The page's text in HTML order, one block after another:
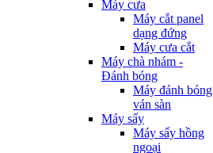
Máy cưa
Máy cắt panel
dạng đứng
Máy cưa cắt
Máy chà nhám -
Đánh bóng
Máy đánh bóng
ván sàn
Máy sấy
Máy sấy hồng
ngoại